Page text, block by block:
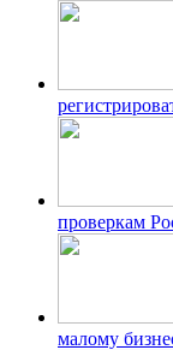
проверкам
малому